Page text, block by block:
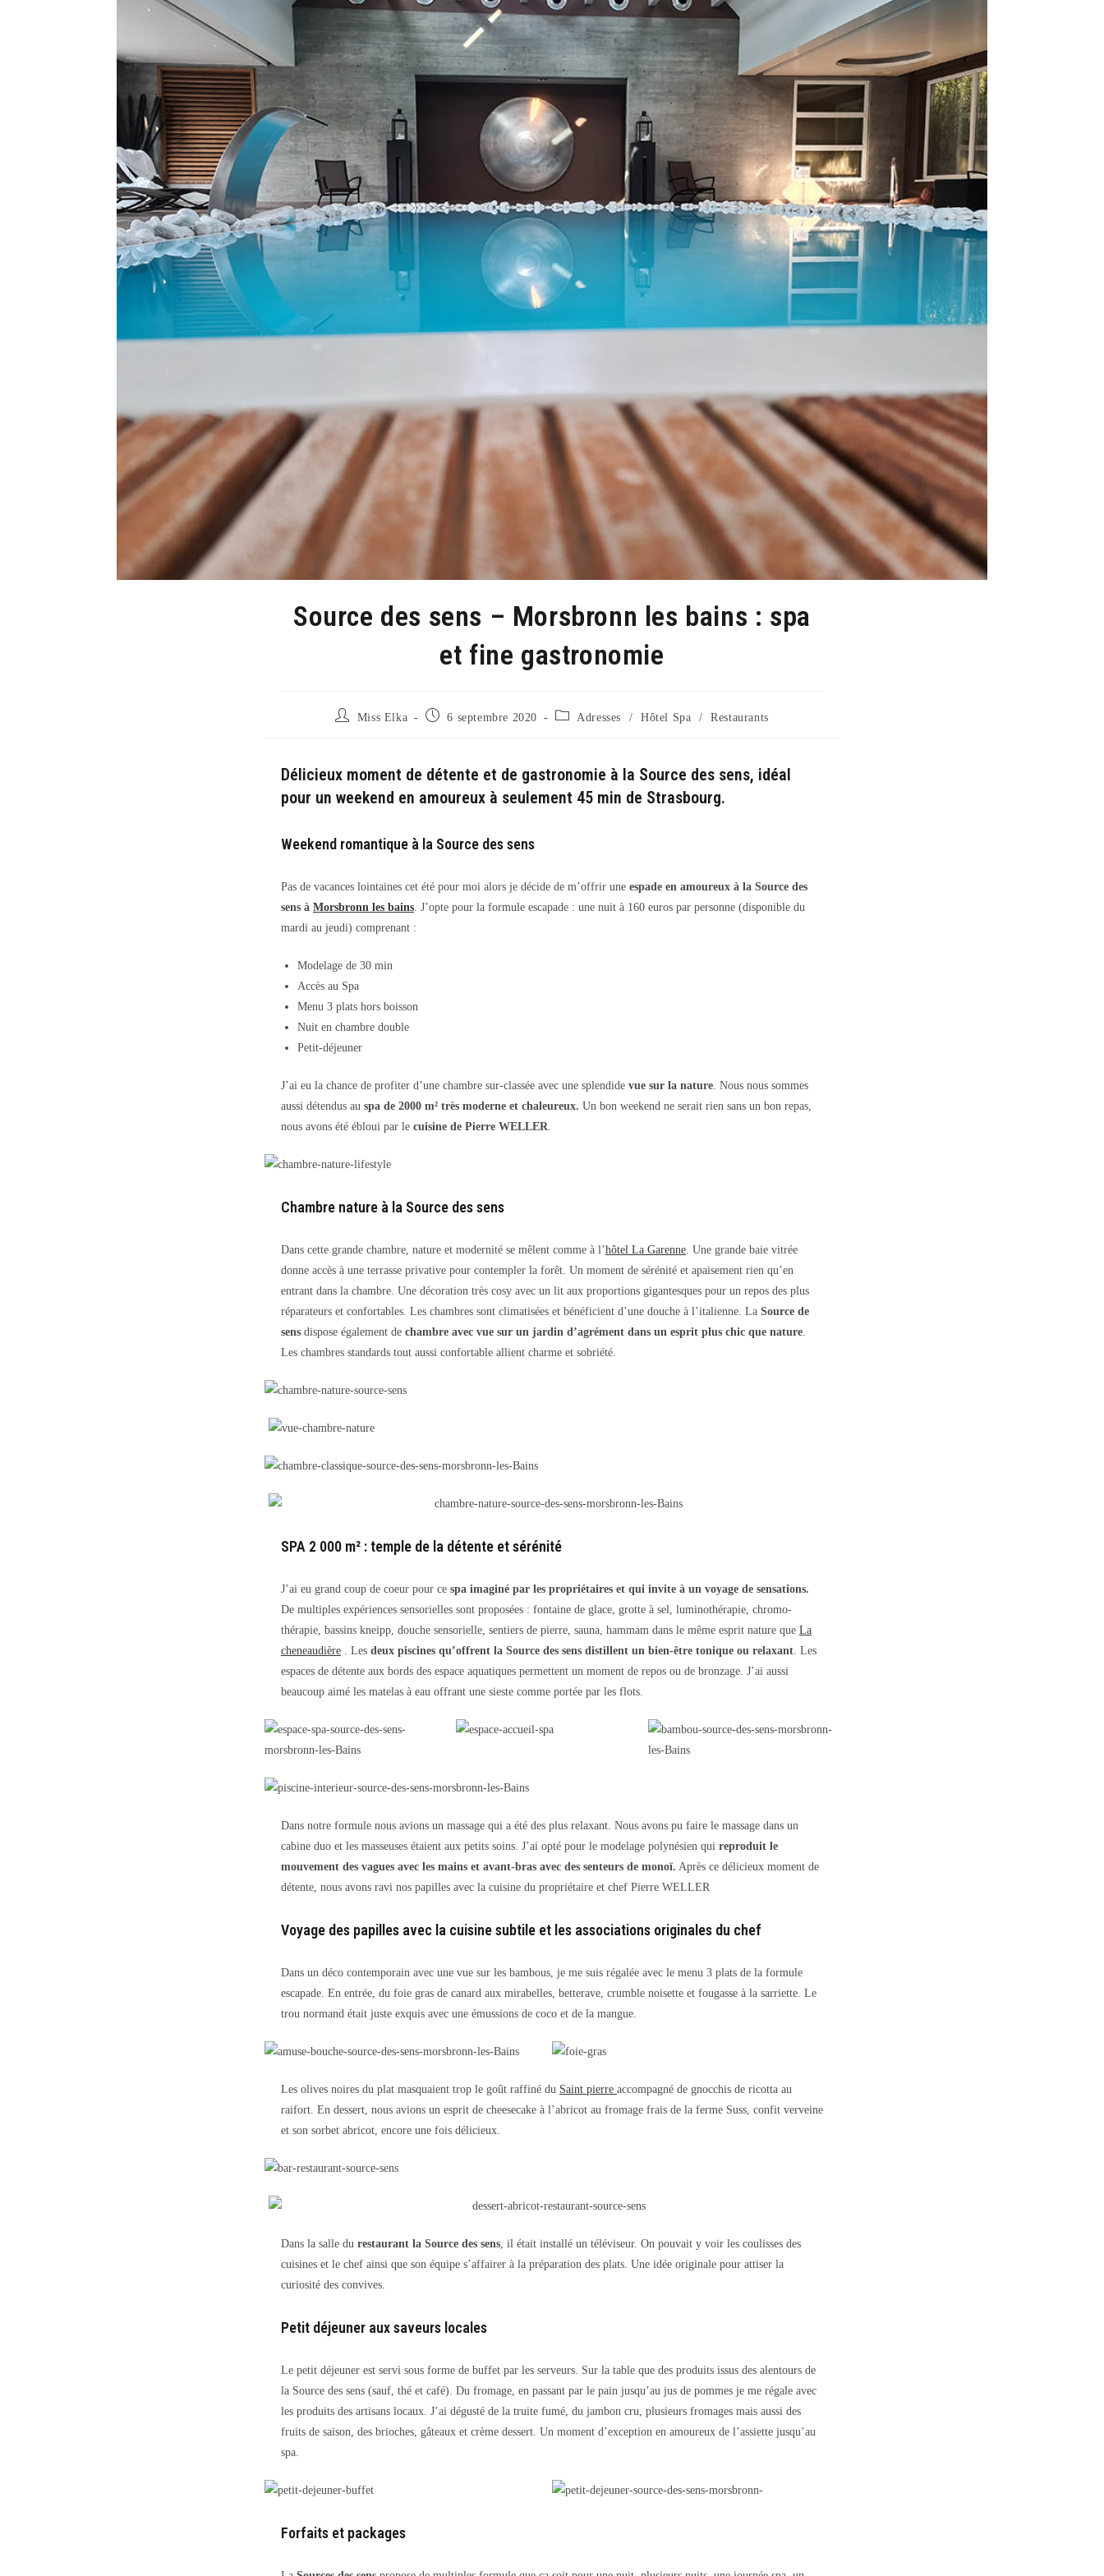
Source des sens – Morsbronn les bains : spa
et fine gastronomie
Auteur/autrice
Miss Elka
Publication
6 septembre 2020
Post Adresses / Hôtel Spa / Restaurants
Délicieux moment de détente et de gastronomie à la Source des sens, idéal
pour un weekend en amoureux à seulement 45 min de Strasbourg.
Weekend romantique à la Source des sens
Pas de vacances lointaines cet été pour moi alors je décide de m’offrir une espade en amoureux à la Source des
sens à Morsbronn les bains. J’opte pour la formule escapade : une nuit à 160 euros par personne (disponible du
mardi au jeudi) comprenant :
Modelage de 30 min
Accès au Spa
Menu 3 plats hors boisson
Nuit en chambre double
Petit-déjeuner
J’ai eu la chance de profiter d’une chambre sur-classée avec une splendide vue sur la nature. Nous nous sommes
aussi détendus au spa de 2000 m² très moderne et chaleureux. Un bon weekend ne serait rien sans un bon repas,
nous avons été ébloui par le cuisine de Pierre WELLER.
Chambre nature à la Source des sens
Dans cette grande chambre, nature et modernité se mêlent comme à l’hôtel La Garenne. Une grande baie vitrée
donne accès à une terrasse privative pour contempler la forêt. Un moment de sérénité et apaisement rien qu’en
entrant dans la chambre. Une décoration très cosy avec un lit aux proportions gigantesques pour un repos des plus
réparateurs et confortables. Les chambres sont climatisées et bénéficient d’une douche à l’italienne. La Source de
sens dispose également de chambre avec vue sur un jardin d’agrément dans un esprit plus chic que nature.
Les chambres standards tout aussi confortable allient charme et sobriété.
SPA 2 000 m² : temple de la détente et sérénité
J’ai eu grand coup de coeur pour ce spa imaginé par les propriétaires et qui invite à un voyage de sensations.
De multiples expériences sensorielles sont proposées : fontaine de glace, grotte à sel, luminothérapie, chromo-
thérapie, bassins kneipp, douche sensorielle, sentiers de pierre, sauna, hammam dans le même esprit nature que La
cheneaudière . Les deux piscines qu’offrent la Source des sens distillent un bien-être tonique ou relaxant. Les
espaces de détente aux bords des espace aquatiques permettent un moment de repos ou de bronzage. J’ai aussi
beaucoup aimé les matelas à eau offrant une sieste comme portée par les flots.
Dans notre formule nous avions un massage qui a été des plus relaxant. Nous avons pu faire le massage dans un
cabine duo et les masseuses étaient aux petits soins. J’ai opté pour le modelage polynésien qui reproduit le
mouvement des vagues avec les mains et avant-bras avec des senteurs de monoï. Après ce délicieux moment de
détente, nous avons ravi nos papilles avec la cuisine du propriétaire et chef Pierre WELLER
Voyage des papilles avec la cuisine subtile et les associations originales du chef
Dans un déco contemporain avec une vue sur les bambous, je me suis régalée avec le menu 3 plats de la formule
escapade. En entrée, du foie gras de canard aux mirabelles, betterave, crumble noisette et fougasse à la sarriette. Le
trou normand était juste exquis avec une émussions de coco et de la mangue.
Les olives noires du plat masquaient trop le goût raffiné du Saint pierre accompagné de gnocchis de ricotta au
raifort. En dessert, nous avions un esprit de cheesecake à l’abricot au fromage frais de la ferme Suss, confit verveine
et son sorbet abricot, encore une fois délicieux.
Dans la salle du restaurant la Source des sens, il était installé un téléviseur. On pouvait y voir les coulisses des
cuisines et le chef ainsi que son équipe s’affairer à la préparation des plats. Une idée originale pour attiser la
curiosité des convives.
Petit déjeuner aux saveurs locales
Le petit déjeuner est servi sous forme de buffet par les serveurs. Sur la table que des produits issus des alentours de
la Source des sens (sauf, thé et café). Du fromage, en passant par le pain jusqu’au jus de pommes je me régale avec
les produits des artisans locaux. J’ai dégusté de la truite fumé, du jambon cru, plusieurs fromages mais aussi des
fruits de saison, des brioches, gâteaux et crème dessert. Un moment d’exception en amoureux de l’assiette jusqu’au
spa.
Forfaits et packages